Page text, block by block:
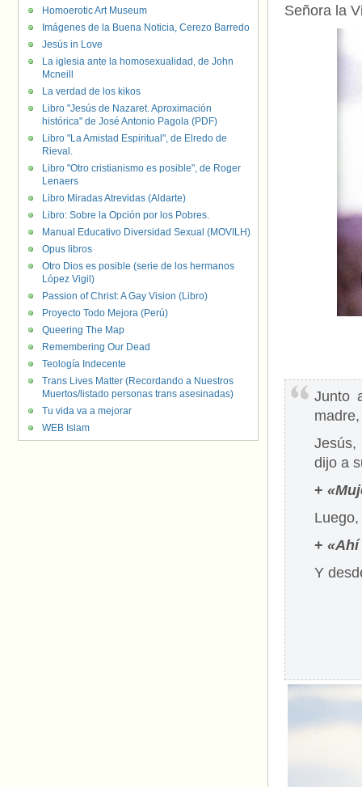
Señora la
Junto
Jesús,
dijo a
+
+ «Ahí
Y
Homoerotic Art Museum
Imágenes de la Buena Noticia, Cerezo Barredo
Jesús in Love
La iglesia ante la homosexualidad, de John
Mcneill
La verdad de los kikos
Libro "Jesús de Nazaret. Aproximación
histórica" de José Antonio Pagola (PDF)
Libro "La Amistad Espiritual", de Elredo de
Rieval.
Libro "Otro cristianismo es posible", de Roger
Lenaers
Libro Miradas Atrevidas (Aldarte)
Libro: Sobre la Opción por los Pobres.
Manual Educativo Diversidad Sexual (MOVILH)
Opus libros
Otro Dios es posible (serie de los hermanos
López Vigil)
Passion of Christ: A Gay Vision (Libro)
Proyecto Todo Mejora (Perú)
Queering The Map
Remembering Our Dead
Teología Indecente
Trans Lives Matter (Recordando a Nuestros
Muertos/listado personas trans asesinadas)
Tu vida va a mejorar
WEB Islam